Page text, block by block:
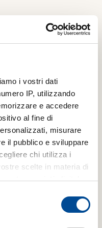
i vostri dati
IP, utilizzando
e accedere
al fine di
misurare
il pubblico e sviluppare
chi utilizza i
scelte in materia di
proprietà digitale
in qualsiasi
cookie o facendo clic
+ Luoghi
1 anno + 1